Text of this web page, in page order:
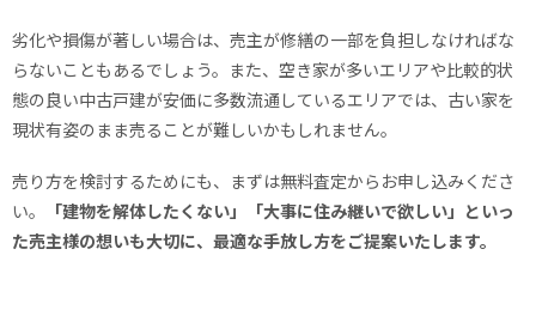
劣化や損傷が著しい場合は、売主が修繕の一部を負担しなければな
らないこともあるでしょう。また、空き家が多いエリアや比較的状
態の良い中古戸建が安価に多数流通しているエリアでは、古い家を
現状有姿のまま売ることが難しいかもしれません。
売り方を検討するためにも、まずは無料査定からお申し込みくださ
い。
「建物を解体したくない」「大事に住み継いで欲しい」といっ
た売主様の想いも大切に、最適な手放し方をご提案いたします。